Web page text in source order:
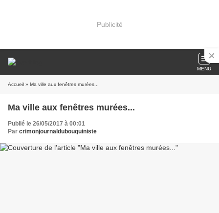
Publicité
MENU
Accueil » Ma ville aux fenêtres murées...
Ma ville aux fenêtres murées...
Publié le 26/05/2017 à 00:01
Par crimonjournaldubouquiniste